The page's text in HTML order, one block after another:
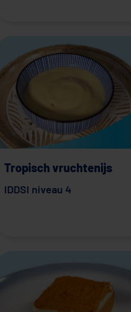
Tropisch vruchtenijs
IDDSI niveau 4